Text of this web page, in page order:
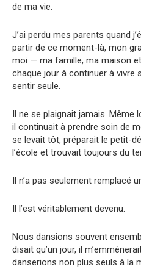
de ma vie.
J’ai perdu mes parents quand
partir de ce moment-là, mon
moi — ma famille, ma maison et
chaque jour à continuer à vivre
sentir seule.
Il ne se plaignait jamais. Même
il continuait à prendre soin de
se levait tôt, préparait le petit-
l’école et trouvait toujours du
Il n’a pas seulement remplacé
Il l’est véritablement devenu.
Nous dansions souvent
disait qu’un jour, il
danserions non plus seuls à la